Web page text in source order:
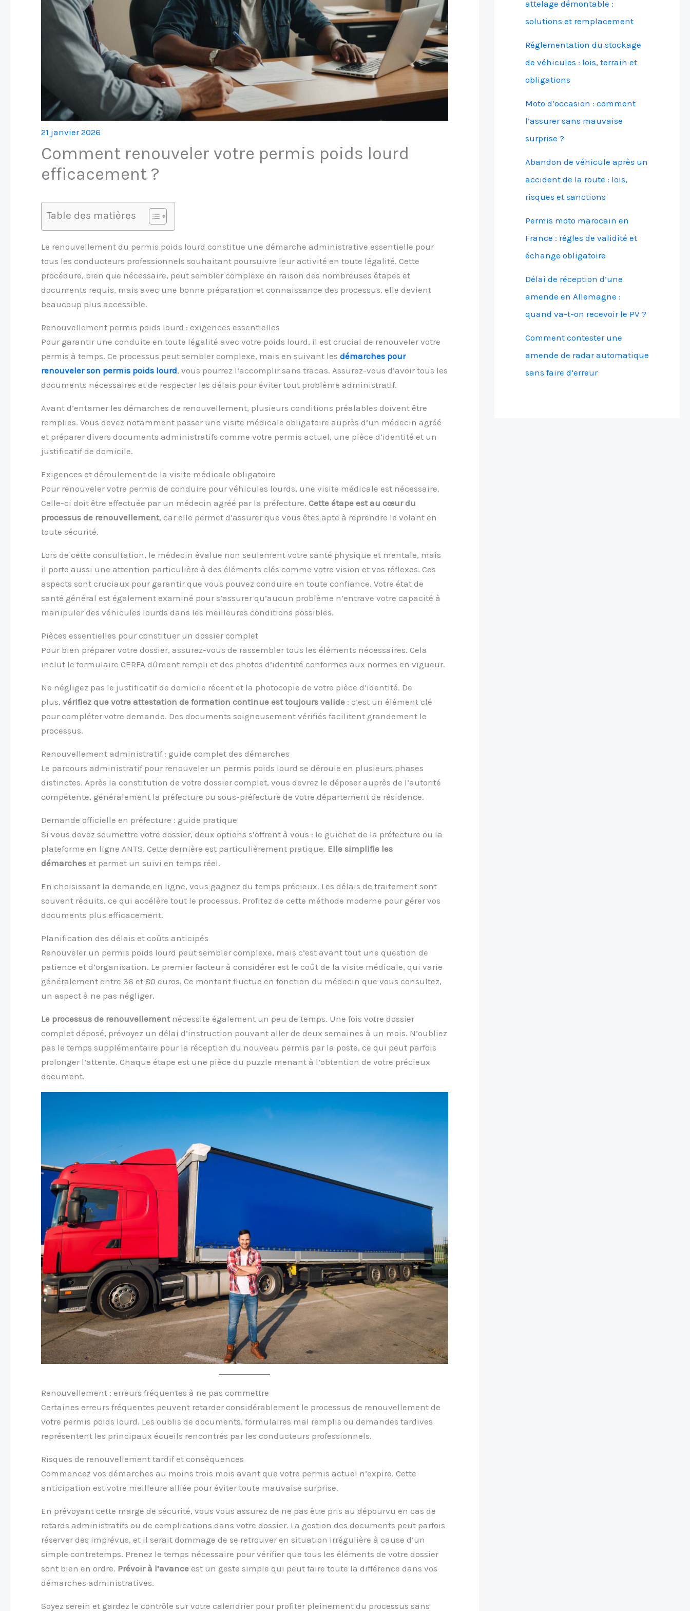
21 janvier 2026
Comment renouveler votre permis poids lourd
efficacement ?
Table des matières
Le renouvellement du permis poids lourd constitue une démarche administrative essentielle pour
tous les conducteurs professionnels souhaitant poursuivre leur activité en toute légalité. Cette
procédure, bien que nécessaire, peut sembler complexe en raison des nombreuses étapes et
documents requis, mais avec une bonne préparation et connaissance des processus, elle devient
beaucoup plus accessible.
Renouvellement permis poids lourd : exigences essentielles
Pour garantir une conduite en toute légalité avec votre poids lourd, il est crucial de renouveler votre
permis à temps. Ce processus peut sembler complexe, mais en suivant les démarches pour
renouveler son permis poids lourd, vous pourrez l’accomplir sans tracas. Assurez-vous d’avoir tous les
documents nécessaires et de respecter les délais pour éviter tout problème administratif.
Avant d’entamer les démarches de renouvellement, plusieurs conditions préalables doivent être
remplies. Vous devez notamment passer une visite médicale obligatoire auprès d’un médecin agréé
et préparer divers documents administratifs comme votre permis actuel, une pièce d’identité et un
justificatif de domicile.
Exigences et déroulement de la visite médicale obligatoire
Pour renouveler votre permis de conduire pour véhicules lourds, une visite médicale est nécessaire.
Celle-ci doit être effectuée par un médecin agréé par la préfecture. Cette étape est au cœur du
processus de renouvellement, car elle permet d’assurer que vous êtes apte à reprendre le volant en
toute sécurité.
Lors de cette consultation, le médecin évalue non seulement votre santé physique et mentale, mais
il porte aussi une attention particulière à des éléments clés comme votre vision et vos réflexes. Ces
aspects sont cruciaux pour garantir que vous pouvez conduire en toute confiance. Votre état de
santé général est également examiné pour s’assurer qu’aucun problème n’entrave votre capacité à
manipuler des véhicules lourds dans les meilleures conditions possibles.
Pièces essentielles pour constituer un dossier complet
Pour bien préparer votre dossier, assurez-vous de rassembler tous les éléments nécessaires. Cela
inclut le formulaire CERFA dûment rempli et des photos d’identité conformes aux normes en vigueur.
Ne négligez pas le justificatif de domicile récent et la photocopie de votre pièce d’identité. De
plus, vérifiez que votre attestation de formation continue est toujours valide : c’est un élément clé
pour compléter votre demande. Des documents soigneusement vérifiés facilitent grandement le
processus.
Renouvellement administratif : guide complet des démarches
Le parcours administratif pour renouveler un permis poids lourd se déroule en plusieurs phases
distinctes. Après la constitution de votre dossier complet, vous devrez le déposer auprès de l’autorité
compétente, généralement la préfecture ou sous-préfecture de votre département de résidence.
Demande officielle en préfecture : guide pratique
Si vous devez soumettre votre dossier, deux options s’offrent à vous : le guichet de la préfecture ou la
plateforme en ligne ANTS. Cette dernière est particulièrement pratique. Elle simplifie les
démarches et permet un suivi en temps réel.
En choisissant la demande en ligne, vous gagnez du temps précieux. Les délais de traitement sont
souvent réduits, ce qui accélère tout le processus. Profitez de cette méthode moderne pour gérer vos
documents plus efficacement.
Planification des délais et coûts anticipés
Renouveler un permis poids lourd peut sembler complexe, mais c’est avant tout une question de
patience et d’organisation. Le premier facteur à considérer est le coût de la visite médicale, qui varie
généralement entre 36 et 80 euros. Ce montant fluctue en fonction du médecin que vous consultez,
un aspect à ne pas négliger.
Le processus de renouvellementnécessite également un peu de temps. Une fois votre dossier
complet déposé, prévoyez un délai d’instruction pouvant aller de deux semaines à un mois. N’oubliez
pas le temps supplémentaire pour la réception du nouveau permis par la poste, ce qui peut parfois
prolonger l’attente. Chaque étape est une pièce du puzzle menant à l’obtention de votre précieux
document.
Renouvellement : erreurs fréquentes à ne pas commettre
Certaines erreurs fréquentes peuvent retarder considérablement le processus de renouvellement de
votre permis poids lourd. Les oublis de documents, formulaires mal remplis ou demandes tardives
représentent les principaux écueils rencontrés par les conducteurs professionnels.
Risques de renouvellement tardif et conséquences
Commencez vos démarches au moins trois mois avant que votre permis actuel n’expire. Cette
anticipation est votre meilleure alliée pour éviter toute mauvaise surprise.
En prévoyant cette marge de sécurité, vous vous assurez de ne pas être pris au dépourvu en cas de
retards administratifs ou de complications dans votre dossier. La gestion des documents peut parfois
réserver des imprévus, et il serait dommage de se retrouver en situation irrégulière à cause d’un
simple contretemps. Prenez le temps nécessaire pour vérifier que tous les éléments de votre dossier
sont bien en ordre. Prévoir à l’avance est un geste simple qui peut faire toute la différence dans vos
démarches administratives.
Soyez serein et gardez le contrôle sur votre calendrier pour profiter pleinement du processus sans
attelage démontable :
solutions et remplacement
Réglementation du stockage
de véhicules : lois, terrain et
obligations
Moto d’occasion : comment
l’assurer sans mauvaise
surprise ?
Abandon de véhicule après un
accident de la route : lois,
risques et sanctions
Permis moto marocain en
France : règles de validité et
échange obligatoire
Délai de réception d’une
amende en Allemagne :
quand va-t-on recevoir le PV ?
Comment contester une
amende de radar automatique
sans faire d’erreur